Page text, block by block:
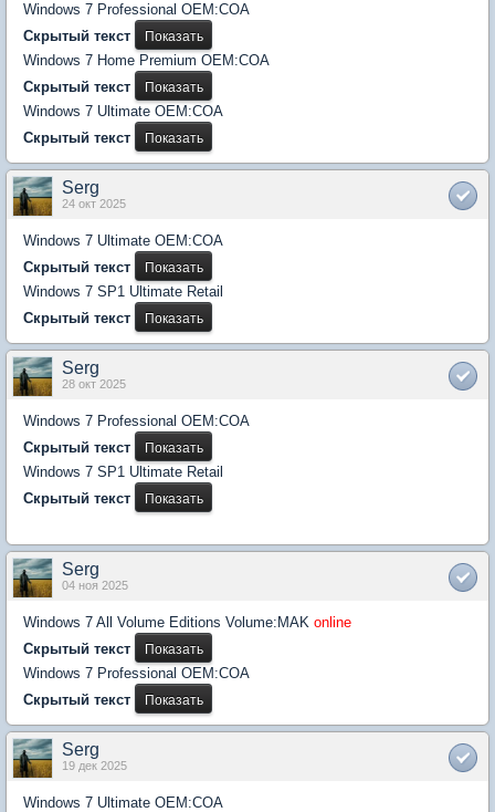
Windows 7 Professional OEM:COA
Скрытый текст
Windows 7 Home Premium OEM:COA
Скрытый текст
Windows 7 Ultimate OEM:COA
Скрытый текст
Serg
24 окт 2025
Windows 7 Ultimate OEM:COA
Скрытый текст
Windows 7 SP1 Ultimate Retail
Скрытый текст
Serg
28 окт 2025
Windows 7 Professional OEM:COA
Скрытый текст
Windows 7 SP1 Ultimate Retail
Скрытый текст
Serg
04 ноя 2025
Windows 7 All Volume Editions Volume:MAK online
Скрытый текст
Windows 7 Professional OEM:COA
Скрытый текст
Serg
19 дек 2025
Windows 7 Ultimate OEM:COA